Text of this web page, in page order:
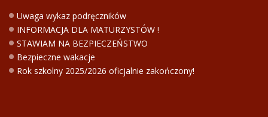
Uwaga wykaz podręczników
INFORMACJA DLA MATURZYSTÓW !
STAWIAM NA BEZPIECZEŃSTWO
Bezpieczne wakacje
Rok szkolny 2025/2026 oficjalnie zakończony!